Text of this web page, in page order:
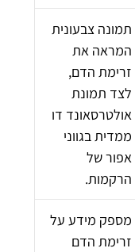
תמונה צבעונית
המראה את
זרימת הדם,
לצד תמונת
אולטרסאונד דו
ממדית בגווני
אפור של
הרקמות.
מספק מידע על
זרימת הדם